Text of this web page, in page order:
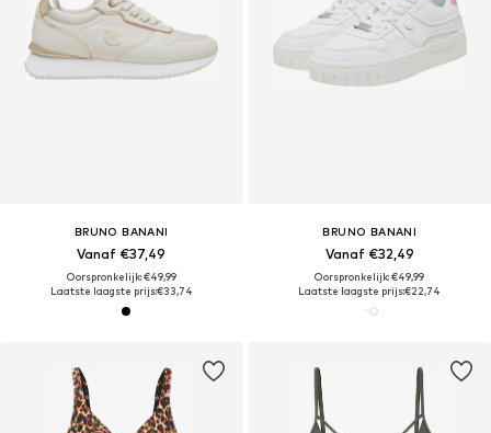
BRUNO BANANI
Vanaf €37,49
Oorspronkelijk: €49,99
Laatste laagste prijs:€33,74
BRUNO BANANI
Vanaf €32,49
Oorspronkelijk: €49,99
Laatste laagste prijs:€22,74